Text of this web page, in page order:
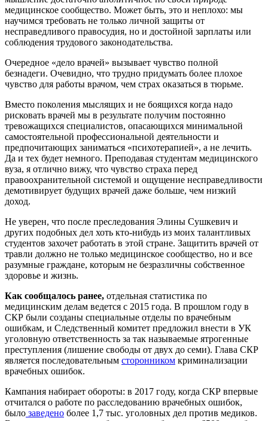
медицинское сообщество. Может быть, это и неплохо: мы
научимся требовать не только личной защиты от
несправедливого правосудия, но и достойной зарплаты или
соблюдения трудового законодательства.
Очередное «дело врачей» вызывает чувство полной
безнадеги. Очевидно, что трудно придумать более плохое
чувство для работы врачом, чем страх оказаться в тюрьме.
Вместо поколения мыслящих и не боящихся когда надо
рисковать врачей мы в результате получим постоянно
тревожащихся специалистов, опасающихся минимальной
самостоятельной профессиональной деятельности и
предпочитающих заниматься «психотерапией», а не лечить.
Да и тех будет немного. Преподавая студентам медицинского
вуза, я отлично вижу, что чувство страха перед
правоохранительной системой и ощущение несправедливости
демотивирует будущих врачей даже больше, чем низкий
доход.
Не уверен, что после преследования Элины Сушкевич и
других подобных дел хоть кто-нибудь из моих талантливых
студентов захочет работать в этой стране. Защитить врачей от
травли должно не только медицинское сообщество, но и все
разумные граждане, которым не безразличны собственное
здоровье и жизнь.
Как сообщалось ранее, отдельная статистика по
медицинским делам ведется с 2015 года. В прошлом году в
СКР были созданы специальные отделы по врачебным
ошибкам, и Следственный комитет предложил внести в УК
уголовную ответственность за так называемые ятрогенные
преступления (лишение свободы от двух до семи). Глава СКР
является последовательным сторонником криминализации
врачебных ошибок.
Кампания набирает обороты: в 2017 году, когда СКР впервые
отчитался о работе по расследованию врачебных ошибок,
было заведено более 1,7 тыс. уголовных дел против медиков.